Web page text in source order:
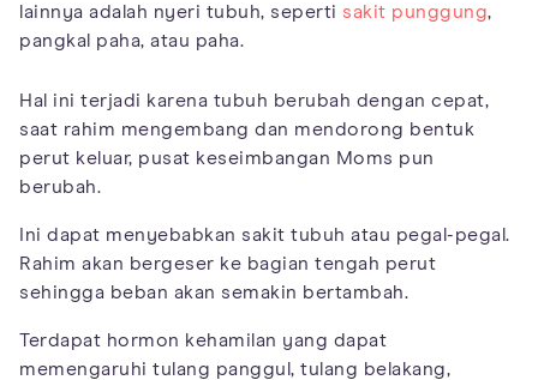
lainnya adalah nyeri tubuh, seperti sakit punggung,
pangkal paha, atau paha.
Hal ini terjadi karena tubuh berubah dengan cepat,
saat rahim mengembang dan mendorong bentuk
perut keluar, pusat keseimbangan Moms pun
berubah.
Ini dapat menyebabkan sakit tubuh atau pegal-pegal.
Rahim akan bergeser ke bagian tengah perut
sehingga beban akan semakin bertambah.
Terdapat hormon kehamilan yang dapat
memengaruhi tulang panggul, tulang belakang,